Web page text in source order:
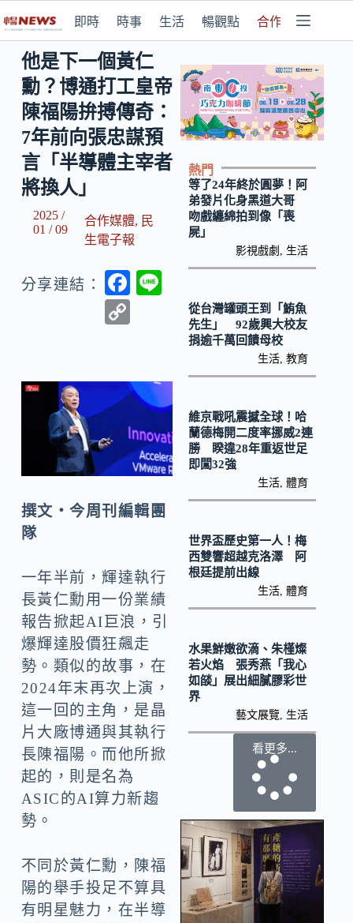
即時 時事 生活 暢觀點 合作媒體
他是下一個黃仁
勳？博通打工皇帝
陳福陽拚搏傳奇：
7年前向張忠謀預
言「半導體主宰者
將換人」
2025 /
01 / 09
合作媒體, 民
生電子報
分享連結：
F
o
o
k
y
Li
n
k
撰文‧今周刊編輯團
隊
一年半前，輝達執行
長黃仁勳用一份業績
報告掀起AI巨浪，引
爆輝達股價狂飆走
勢。類似的故事，在
2024年末再次上演，
這一回的主角，是晶
片大廠博通與其執行
長陳福陽。而他所掀
起的，則是名為
ASIC的AI算力新趨
勢。
不同於黃仁勳，陳福
陽的舉手投足不算具
有明星魅力，在半導
熱門
等了24年終於圓夢！阿
弟發片化身黑道大哥
吻戲纏綿拍到像「喪
屍」
影視戲劇 生活
從台灣罐頭王到「鮪魚
先生」 92歲興大校友
捐逾千萬回饋母校
生活 ,教育
維京戰吼震撼全球！哈
蘭德梅開二度率挪威2連
勝 睽違28年重返世足
即闖32強
生活 ,體育
世界盃歷史第一人！梅
西雙響超越克洛澤 阿
根廷提前出線
生活 ,體育
水果鮮嫩欲滴、朱槿燦
若火焰 張秀燕「我心
如燄」展出細膩膠彩世
界
藝文展覽 生活
看更多...